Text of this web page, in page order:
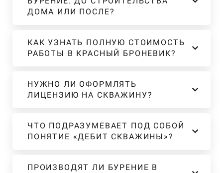
ДОМА ИЛИ ПОСЛЕ?
КАК УЗНАТЬ ПОЛНУЮ СТОИМОСТЬ
РАБОТЫ В КРАСНЫЙ БРОНЕВИК?
НУЖНО ЛИ ОФОРМЛЯТЬ
ЛИЦЕНЗИЮ НА СКВАЖИНУ?
ЧТО ПОДРАЗУМЕВАЕТ ПОД СОБОЙ
ПОНЯТИЕ «ДЕБИТ СКВАЖИНЫ»?
ПРОИЗВОДЯТ ЛИ БУРЕНИЕ В